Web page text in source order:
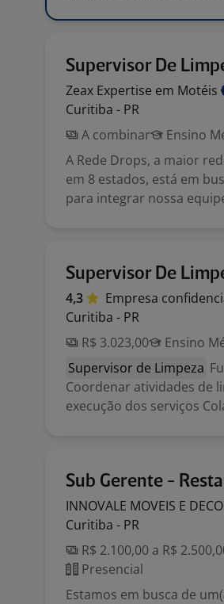
Supervisor De
Zeax Expertise em Motéis
Curitiba - PR
A combinar
Ensino
A Rede Drops, a maior
em 8 estados, está em
para integrar nossa
Supervisor De
4,3 Empresa
Curitiba - PR
R$ 3.023,00
Ensino
Supervisor de Limpeza
Coordenar atividades de
execução dos serviços
Sub Gerente -
INNOVALE MOVEIS E
Curitiba - PR
R$ 2.100,00 a R$
Presencial
Estamos em busca de